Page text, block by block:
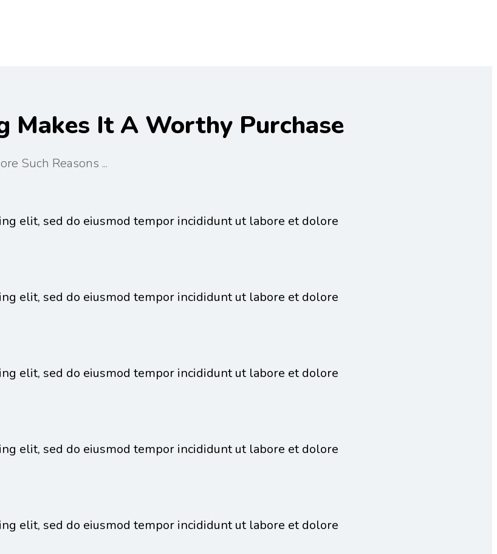
Makes It A Worthy Purchase
Such Reasons ...
elit, sed do eiusmod tempor incididunt ut labore et dolore
elit, sed do eiusmod tempor incididunt ut labore et dolore
elit, sed do eiusmod tempor incididunt ut labore et dolore
elit, sed do eiusmod tempor incididunt ut labore et dolore
elit, sed do eiusmod tempor incididunt ut labore et dolore